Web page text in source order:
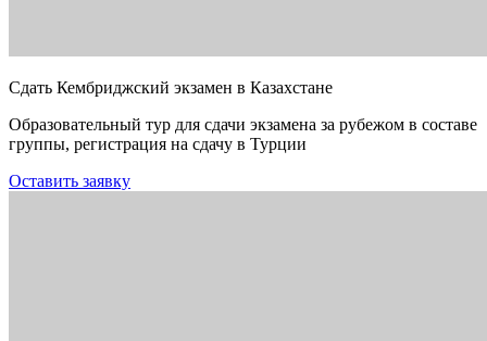
Сдать Кембриджский экзамен в Казахстане
Образовательный тур для сдачи экзамена за рубежом в составе
группы, регистрация на сдачу в Турции
Оставить заявку